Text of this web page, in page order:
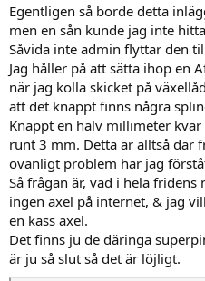
Egentligen så borde detta
men en sån kunde jag inte
Såvida inte admin flyttar den
Jag håller på att sätta ihop en
när jag kolla skicket på
att det knappt finns några
Knappt en halv millimeter
runt 3 mm. Detta är alltså där
ovanligt problem har jag
Så frågan är, vad i hela
ingen axel på internet, & jag
en kass axel.
Det finns ju de däringa
är ju så slut så det är löjligt.